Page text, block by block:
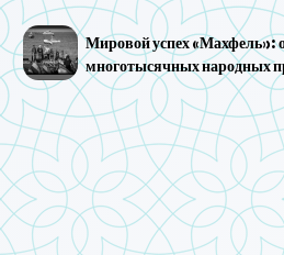
Мировой успех «Махфель»:
многотысячных народных